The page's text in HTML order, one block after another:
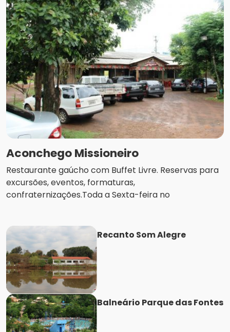
Aconchego Missioneiro
Restaurante gaúcho com Buffet Livre. Reservas para
excursões, eventos, formaturas,
confraternizações.Toda a Sexta-feira no
Recanto Som Alegre
Balneário Parque das Fontes